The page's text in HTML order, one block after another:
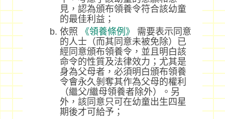
見，認為頒布領養令符合該幼童
的最佳利益；
依照
《領養條例》
需要表示同意
的人士（而其同意未被免除）已
經同意頒布領養令，並且明白該
命令的性質及法律效力；尤其是
身為父母者，必須明白頒布領養
令會永久剝奪其作為父母的權利
（繼父/繼母領養者除外）。另
外，該同意只可在幼童出生四星
期後才可給予；